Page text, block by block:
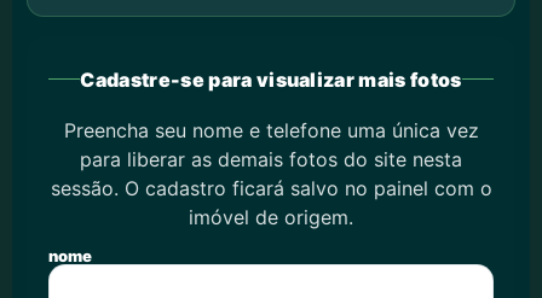
Cadastre-se para visualizar mais fotos
Preencha seu nome e telefone uma única vez
para liberar as demais fotos do site nesta
sessão. O cadastro ficará salvo no painel com o
imóvel de origem.
nome